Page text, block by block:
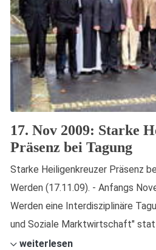
17. Nov 2009: Starke
Präsenz bei Tagung
Starke Heiligenkreuzer Präsenz
Werden (17.11.09). - Anfangs
Werden eine Interdisziplinäre
und Soziale Marktwirtschaft"
weiterlesen